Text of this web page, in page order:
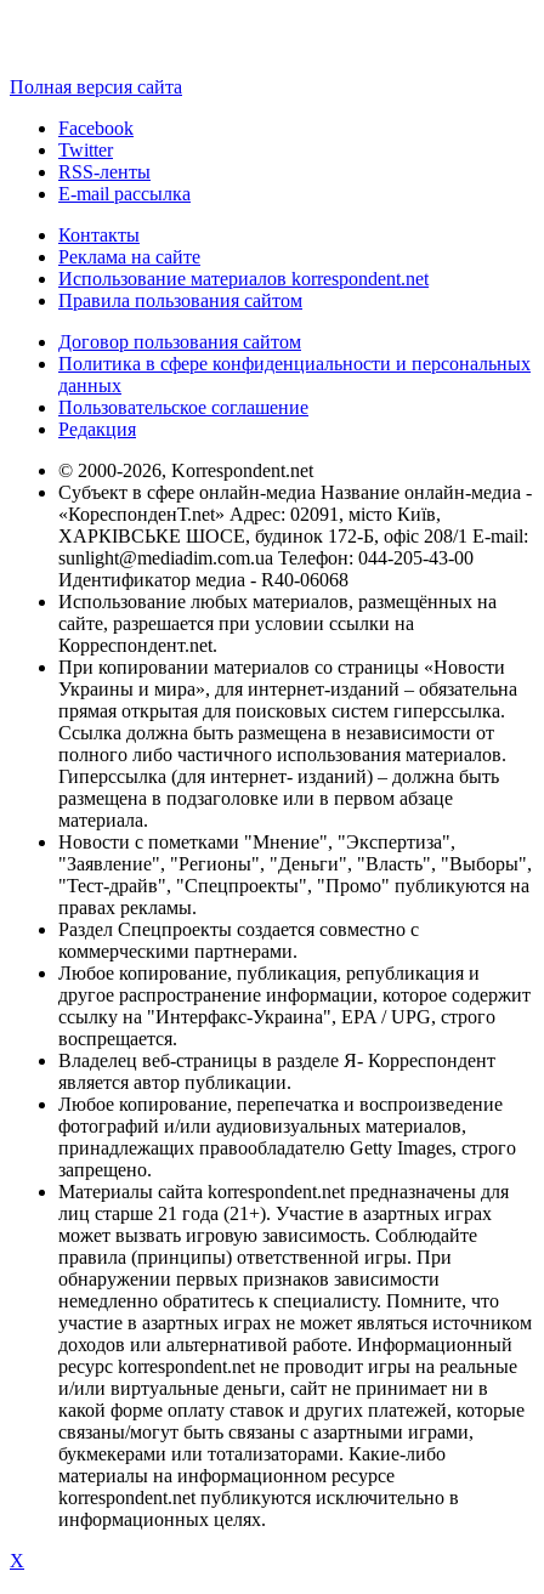
Полная версия сайта
Facebook
Twitter
RSS-ленты
E-mail рассылка
Контакты
Реклама на сайте
Использование материалов korrespondent.net
Правила пользования сайтом
Договор пользования сайтом
Политика в сфере конфиденциальности и персональных
данных
Пользовательское соглашение
Редакция
© 2000-2026, Korrespondent.net
Субъект в сфере онлайн-медиа Название онлайн-медиа -
«КореспонденТ.net» Адрес: 02091, місто Київ,
ХАРКІВСЬКЕ ШОСЕ, будинок 172-Б, офіс 208/1 E-mail:
sunlight@mediadim.com.ua Телефон: 044-205-43-00
Идентификатор медиа - R40-06068
Использование любых материалов, размещённых на
сайте, разрешается при условии ссылки на
Корреспондент.net.
При копировании материалов со страницы «Новости
Украины и мира», для интернет-изданий – обязательна
прямая открытая для поисковых систем гиперссылка.
Ссылка должна быть размещена в независимости от
полного либо частичного использования материалов.
Гиперссылка (для интернет- изданий) – должна быть
размещена в подзаголовке или в первом абзаце
материала.
Новости с пометками "Мнение", "Экспертиза",
"Заявление", "Регионы", "Деньги", "Власть", "Выборы",
"Тест-драйв", "Спецпроекты", "Промо" публикуются на
правах рекламы.
Раздел Спецпроекты создается совместно с
коммерческими партнерами.
Любое копирование, публикация, републикация и
другое распространение информации, которое содержит
ссылку на "Интерфакс-Украина", EPA / UPG, строго
воспрещается.
Владелец веб-страницы в разделе Я- Корреспондент
является автор публикации.
Любое копирование, перепечатка и воспроизведение
фотографий и/или аудиовизуальных материалов,
принадлежащих правообладателю Getty Images, строго
запрещено.
Материалы сайта korrespondent.net предназначены для
лиц старше 21 года (21+). Участие в азартных играх
может вызвать игровую зависимость. Соблюдайте
правила (принципы) ответственной игры. При
обнаружении первых признаков зависимости
немедленно обратитесь к специалисту. Помните, что
участие в азартных играх не может являться источником
доходов или альтернативой работе. Информационный
ресурс korrespondent.net не проводит игры на реальные
и/или виртуальные деньги, сайт не принимает ни в
какой форме оплату ставок и других платежей, которые
связаны/могут быть связаны с азартными играми,
букмекерами или тотализаторами. Какие-либо
материалы на информационном ресурсе
korrespondent.net публикуются исключительно в
информационных целях.
X